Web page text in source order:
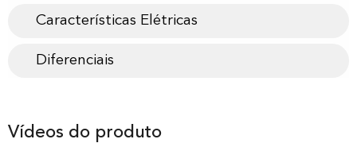
Características Elétricas
Diferenciais
Vídeos do produto